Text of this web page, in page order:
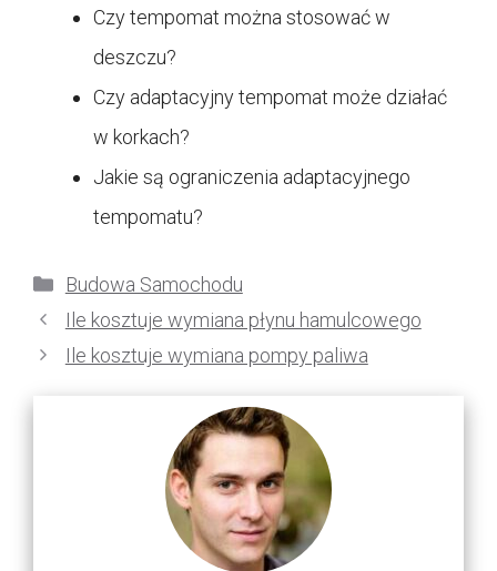
Czy tempomat można stosować w
deszczu?
Czy adaptacyjny tempomat może działać
w korkach?
Jakie są ograniczenia adaptacyjnego
tempomatu?
Kategorie
Budowa Samochodu
Ile kosztuje wymiana płynu hamulcowego
Ile kosztuje wymiana pompy paliwa